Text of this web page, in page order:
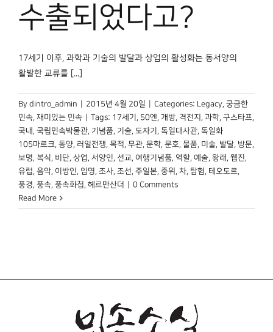
수출되었다고?
17세기 이후, 과학과 기술의 발달과 상업의 활성화는 동서양의
활발한 교류를 [...]
By dintro_admin 2015년 4월 20일 Categories: Legacy, 궁금한
민속, 재미있는 민속 Tags: 17세기 , 50엔, 개방, 격전지 , 과학, 구스타프,
국내 , 국립민속박물관, 기념품, 기술, 도자기 , 독일대사관, 독일화
105마르크, 동양, 러일전쟁, 목적, 무관, 문학, 문호, 물품, 미술, 발달, 방문,
보명, 복식, 비단, 상업, 서양인, 선교, 여행기념품, 역할, 예술, 왕래 , 웹진,
유럽, 음악, 이방인, 임명, 조사, 조선, 주일본, 중위 , 차, 탐험, 테오도르,
풍경, 풍속, 풍속화첩, 헤르만산더
0 Comments
Read More